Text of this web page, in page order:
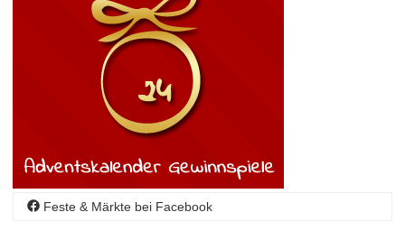
Feste & Märkte bei Facebook